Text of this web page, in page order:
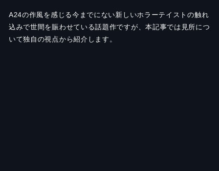
A24の作風を感じる今までにない新しいホラーテイストの触れ
込みで世間を賑わせている話題作ですが、本記事では見所につ
いて独自の視点から紹介します。